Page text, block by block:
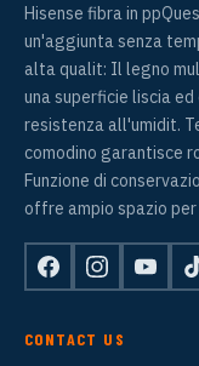
Hisense fibra in
un'aggiunta senza
alta qualit: Il legno
una superficie liscia
resistenza all'umidit.
comodino garantisce
Funzione di
offre ampio spazio
CONTACT US